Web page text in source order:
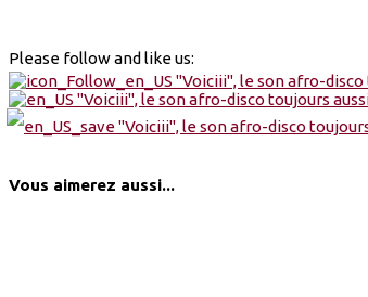
Please follow and like us:
Vous aimerez aussi...